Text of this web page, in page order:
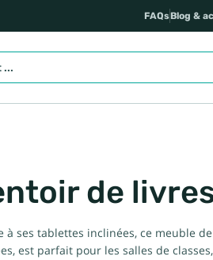
FAQsBlog &
de
ses tablettes inclinées, ce meuble
est parfait pour les salles de